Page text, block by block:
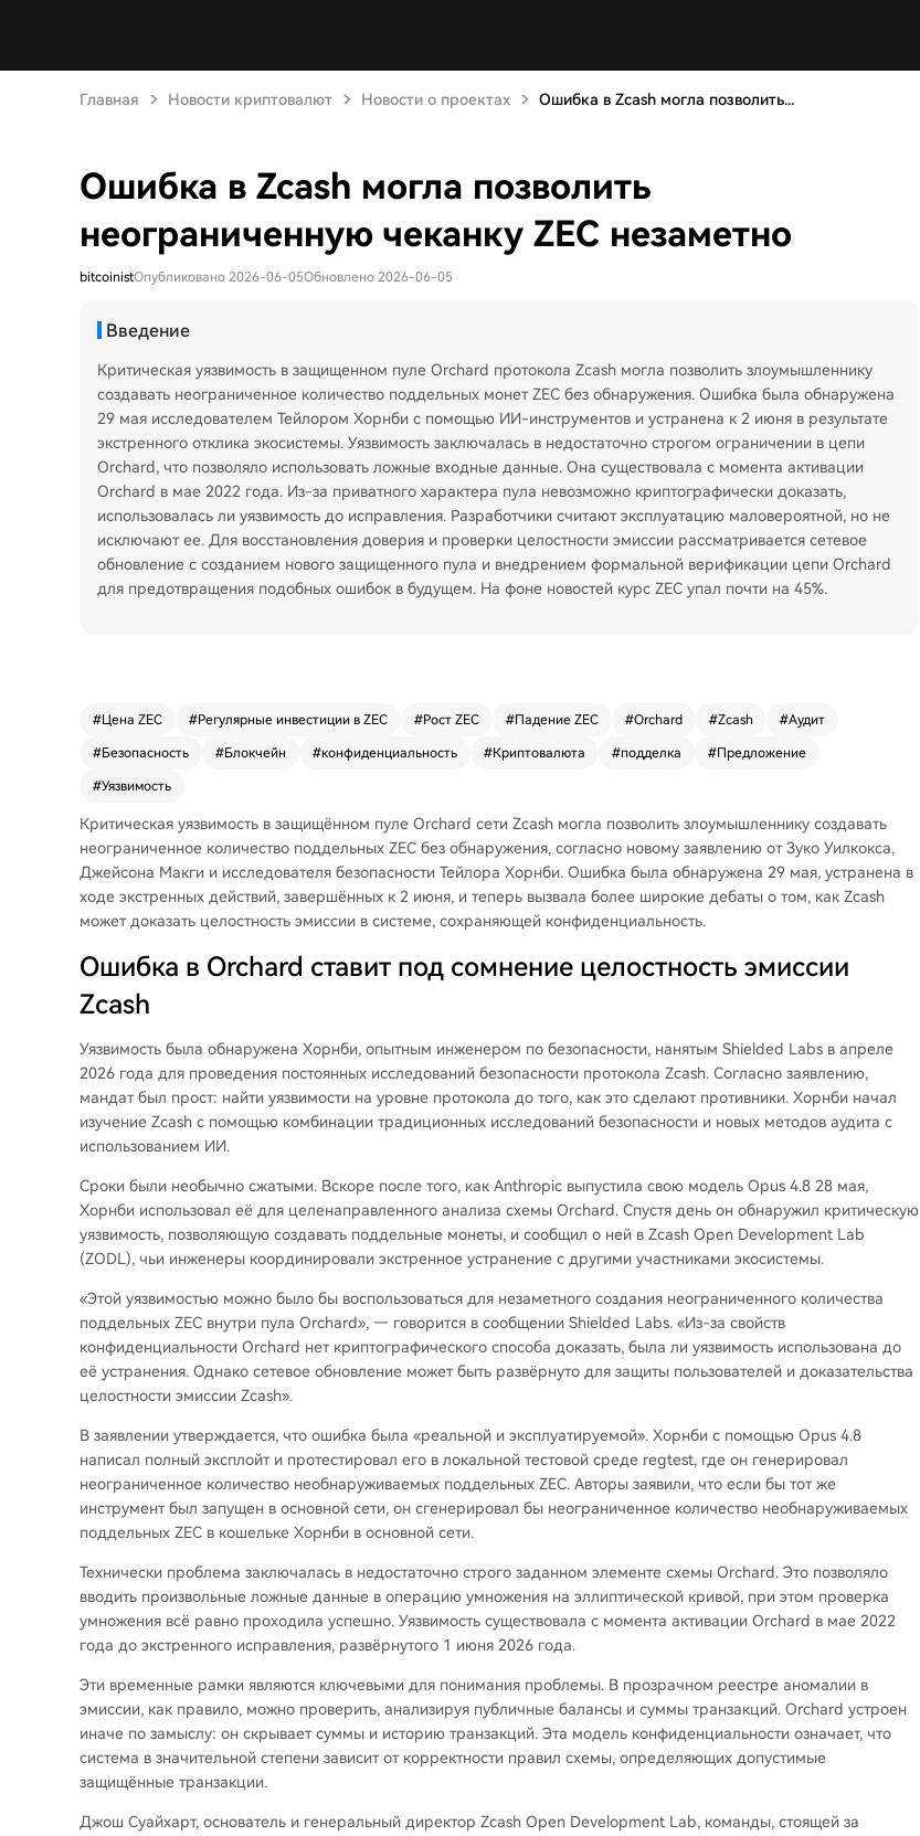
Главная Новости криптовалют Новости о проектах Ошибка в Zcash могла позволить...
Ошибка в Zcash могла позволить
неограниченную чеканку ZEC незаметно
bitcoinistОпубликовано 2026-06-05Обновлено 2026-06-05
Введение
Критическая уязвимость в защищенном пуле Orchard протокола Zcash могла позволить злоумышленнику
создавать неограниченное количество поддельных монет ZEC без обнаружения. Ошибка была обнаружена
29 мая исследователем Тейлором Хорнби с помощью ИИ-инструментов и устранена к 2 июня в результате
экстренного отклика экосистемы. Уязвимость заключалась в недостаточно строгом ограничении в цепи
Orchard, что позволяло использовать ложные входные данные. Она существовала с момента активации
Orchard в мае 2022 года. Из-за приватного характера пула невозможно криптографически доказать,
использовалась ли уязвимость до исправления. Разработчики считают эксплуатацию маловероятной, но не
исключают ее. Для восстановления доверия и проверки целостности эмиссии рассматривается сетевое
обновление с созданием нового защищенного пула и внедрением формальной верификации цепи Orchard
для предотвращения подобных ошибок в будущем. На фоне новостей курс ZEC упал почти на 45%.
#Цена ZEC #Регулярные инвестиции в ZEC #Рост ZEC #Падение ZEC #Orchard #Zcash #Аудит
#Безопасность #Блокчейн #конфиденциальность #Криптовалюта #подделка #Предложение
#Уязвимость
Критическая уязвимость в защищённом пуле Orchard сети Zcash могла позволить злоумышленнику создавать
неограниченное количество поддельных ZEC без обнаружения, согласно новому заявлению от Зуко Уилкокса,
Джейсона Макги и исследователя безопасности Тейлора Хорнби. Ошибка была обнаружена 29 мая, устранена в
ходе экстренных действий, завершённых к 2 июня, и теперь вызвала более широкие дебаты о том, как Zcash
может доказать целостность эмиссии в системе, сохраняющей конфиденциальность.
Ошибка в Orchard ставит под сомнение целостность эмиссии
Zcash
Уязвимость была обнаружена Хорнби, опытным инженером по безопасности, нанятым Shielded Labs в апреле
2026 года для проведения постоянных исследований безопасности протокола Zcash. Согласно заявлению,
мандат был прост: найти уязвимости на уровне протокола до того, как это сделают противники. Хорнби начал
изучение Zcash с помощью комбинации традиционных исследований безопасности и новых методов аудита с
использованием ИИ.
Сроки были необычно сжатыми. Вскоре после того, как Anthropic выпустила свою модель Opus 4.8 28 мая,
Хорнби использовал её для целенаправленного анализа схемы Orchard. Спустя день он обнаружил критическую
уязвимость, позволяющую создавать поддельные монеты, и сообщил о ней в Zcash Open Development Lab
(ZODL), чьи инженеры координировали экстренное устранение с другими участниками экосистемы.
«Этой уязвимостью можно было бы воспользоваться для незаметного создания неограниченного количества
поддельных ZEC внутри пула Orchard», — говорится в сообщении Shielded Labs. «Из-за свойств
конфиденциальности Orchard нет криптографического способа доказать, была ли уязвимость использована до
её устранения. Однако сетевое обновление может быть развёрнуто для защиты пользователей и доказательства
целостности эмиссии Zcash».
В заявлении утверждается, что ошибка была «реальной и эксплуатируемой». Хорнби с помощью Opus 4.8
написал полный эксплойт и протестировал его в локальной тестовой среде regtest, где он генерировал
неограниченное количество необнаруживаемых поддельных ZEC. Авторы заявили, что если бы тот же
инструмент был запущен в основной сети, он сгенерировал бы неограниченное количество необнаруживаемых
поддельных ZEC в кошельке Хорнби в основной сети.
Технически проблема заключалась в недостаточно строго заданном элементе схемы Orchard. Это позволяло
вводить произвольные ложные данные в операцию умножения на эллиптической кривой, при этом проверка
умножения всё равно проходила успешно. Уязвимость существовала с момента активации Orchard в мае 2022
года до экстренного исправления, развёрнутого 1 июня 2026 года.
Эти временные рамки являются ключевыми для понимания проблемы. В прозрачном реестре аномалии в
эмиссии, как правило, можно проверить, анализируя публичные балансы и суммы транзакций. Orchard устроен
иначе по замыслу: он скрывает суммы и историю транзакций. Эта модель конфиденциальности означает, что
система в значительной степени зависит от корректности правил схемы, определяющих допустимые
защищённые транзакции.
Джош Суайхарт, основатель и генеральный директор Zcash Open Development Lab, команды, стоящей за